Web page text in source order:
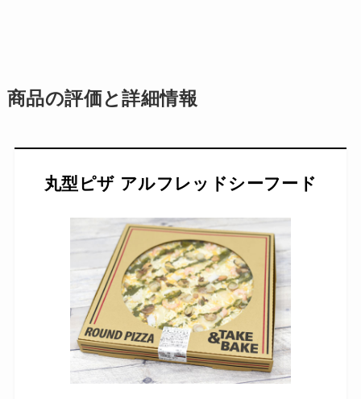
商品の評価と詳細情報
丸型ピザ アルフレッドシーフード